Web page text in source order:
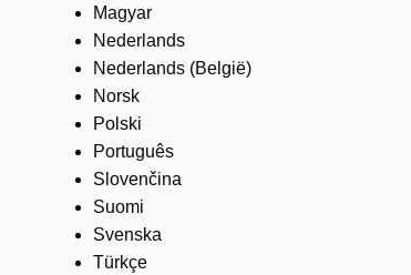
Magyar
Nederlands
Nederlands (België)
Norsk
Polski
Português
Slovenčina
Suomi
Svenska
Türkçe